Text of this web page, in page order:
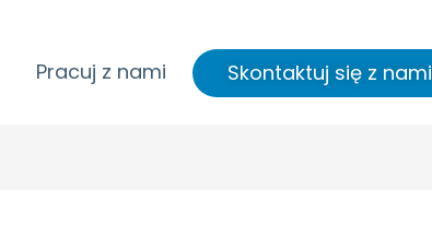
Pracuj z nami Skontaktuj się z nami